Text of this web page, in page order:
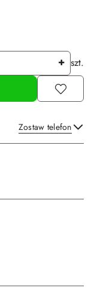
szt.
Zostaw telefon